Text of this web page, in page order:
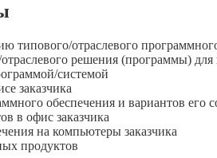
типового/отраслевого
решения (программы) для
системой
заказчика
обеспечения и вариантов его
в офис заказчика
на компьютеры заказчика
продуктов